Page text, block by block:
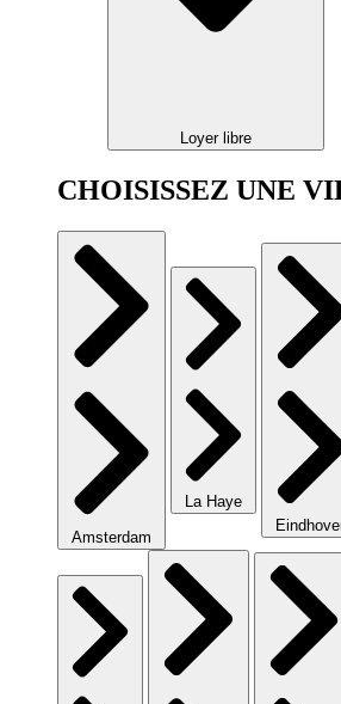
Loyer libre
CHOISISSEZ UNE
Amsterdam
La Haye